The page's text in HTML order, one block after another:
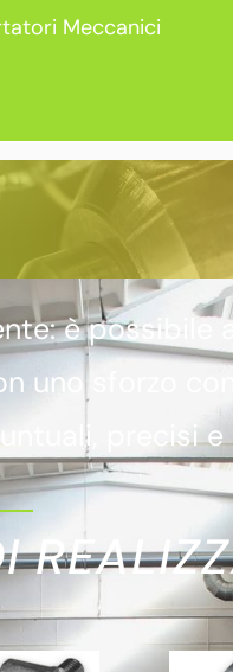
Meccanici
è possibile
uno sforzo
precisi